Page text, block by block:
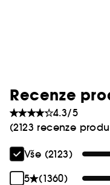
Recenze
4.3/5
(2123 recenze
Vše (2123)
5
(1360)